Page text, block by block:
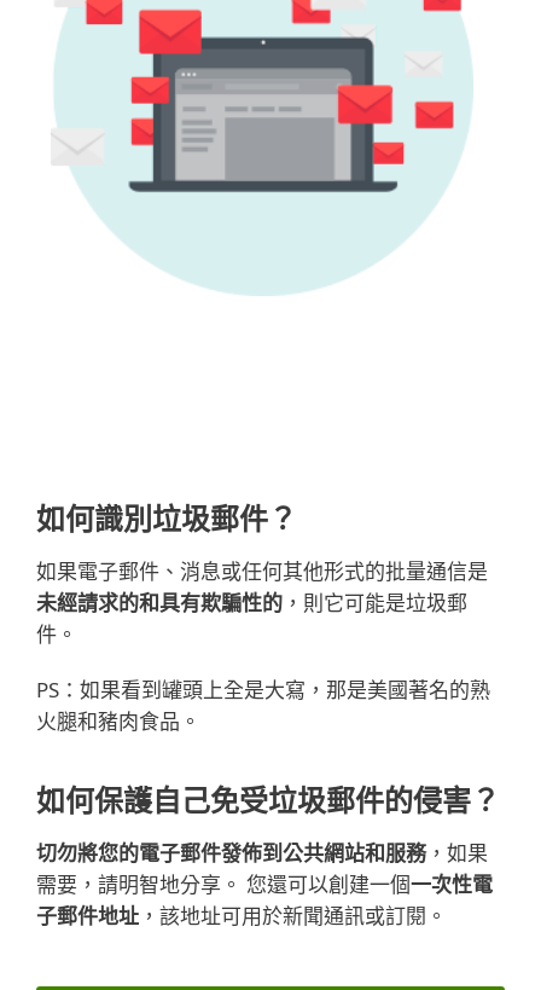
如何識別垃圾郵件？
如果電子郵件、消息或任何其他形式的批量通信是
未經請求的和具有欺騙性的 ，則它可能是垃圾郵
件。
PS：如果看到罐頭上全是大寫，那是美國著名的熟
火腿和豬肉食品。
如何保護自己免受垃圾郵件的侵害？
切勿將您的電子郵件發佈到公共網站和服務，如果
需要，請明智地分享。 您還可以創建一個一次性電
子郵件地址 ，該地址可用於新聞通訊或訂閱。